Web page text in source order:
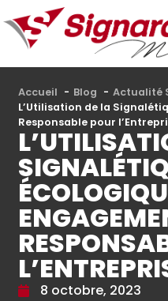
Accueil Blog
Actualité
L’Utilisation de la
Responsable pour
8 octobre, 2023